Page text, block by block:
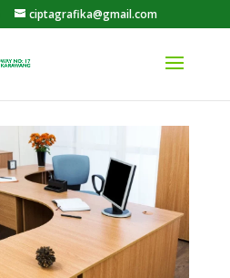
ciptagrafika@gmail.com